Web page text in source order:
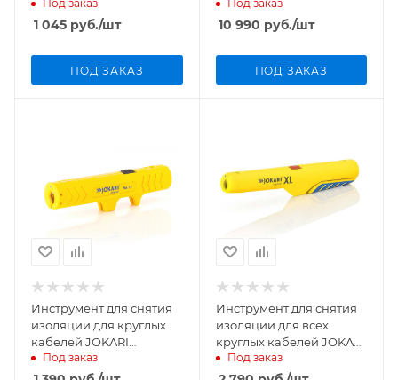
6,0 мм2 VertexTools
автоматические 0035-03
Под заказ
1 045 руб./шт
ПОД ЗАКАЗ
кабелей JOKARI Sensor
Special 20300
Под заказ
10 990 руб./шт
ПОД ЗАКАЗ
Инструмент для снятия
изоляции для круглых
кабелей JOKARI
универсальный №12
30120
Под заказ
Инструмент для снятия
изоляции для всех
круглых кабелей JOKARI
XL усиленной
конструкции 30125
Под заказ